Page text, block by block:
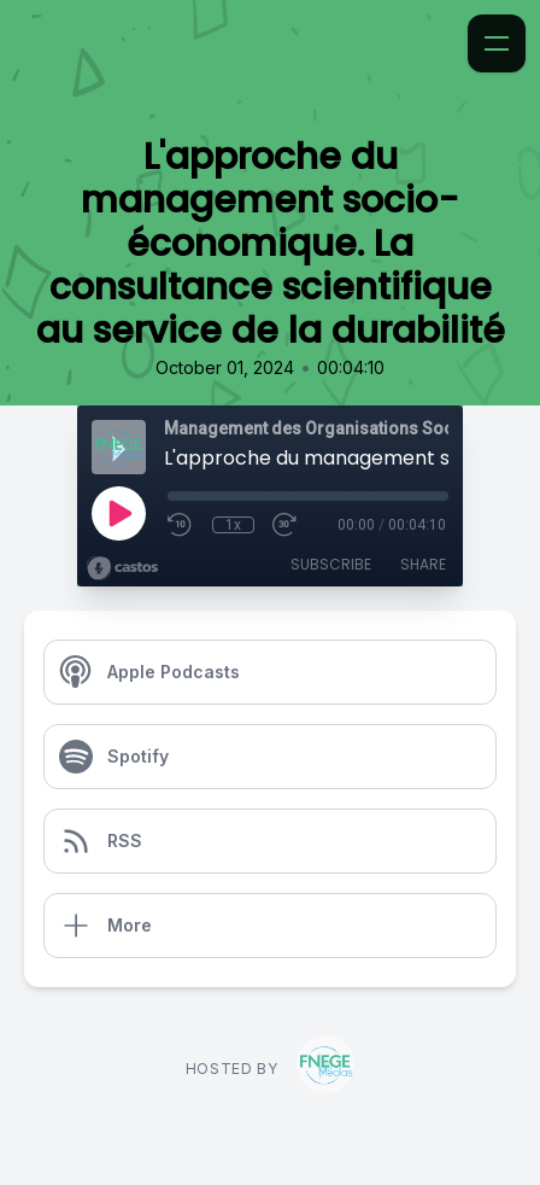
L'approche du
management socio-
économique. La
consultance scientifique
au service de la durabilité
October 01, 2024 • 00:04:10
1x 00:00 / 00:04:10
SUBSCRIBE SHARE
Apple Podcasts
Spotify
RSS
More
HOSTED BY